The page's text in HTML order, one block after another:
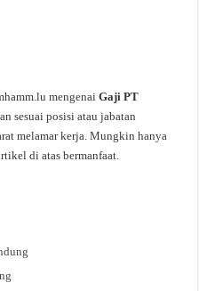
mengenaiGaji PT
sesuai posisi atau jabatan
melamar kerja. Mungkin hanya
di atas bermanfaat.